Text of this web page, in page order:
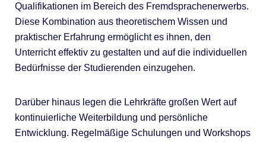
Qualifikationen im Bereich des Fremdsprachenerwerbs.
Diese Kombination aus theoretischem Wissen und
praktischer Erfahrung ermöglicht es ihnen, den
Unterricht effektiv zu gestalten und auf die individuellen
Bedürfnisse der Studierenden einzugehen.
Darüber hinaus legen die Lehrkräfte großen Wert auf
kontinuierliche Weiterbildung und persönliche
Entwicklung. Regelmäßige Schulungen und Workshops